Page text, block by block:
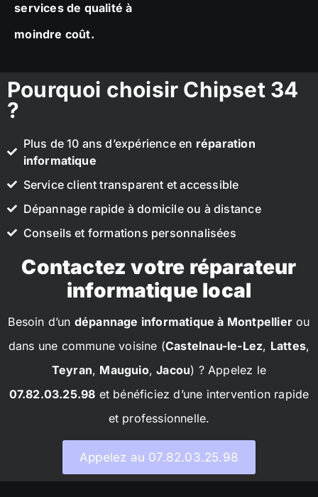
services de qualité à
moindre coût.
Pourquoi choisir Chipset 34
?
Plus de 10 ans d’expérience en réparation
informatique
Service client transparent et accessible
Dépannage rapide à domicile ou à distance
Conseils et formations personnalisées
Contactez votre réparateur
informatique local
Besoin d’un dépannage informatique à Montpellier ou
dans une commune voisine (Castelnau-le-Lez, Lattes,
Teyran, Mauguio,Jacou) ? Appelez le
07.82.03.25.98 et bénéficiez d’une intervention rapide
et professionnelle.
Appelez au 07.82.03.25.98